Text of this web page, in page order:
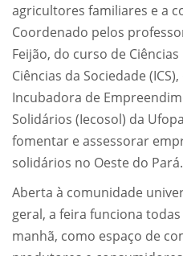
agricultores familiares e a
Coordenado pelos
Feijão, do curso de
Ciências da Sociedade
Incubadora de
Solidários (Iecosol) da
fomentar e assessorar
solidários no Oeste do Pará.
Aberta à comunidade
geral, a feira funciona
manhã, como espaço de